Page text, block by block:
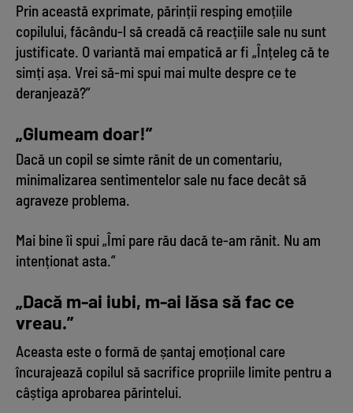
Prin această exprimate, părinții resping emoțiile
copilului, făcându-l să creadă că reacțiile sale nu sunt
justificate. O variantă mai empatică ar fi „Înțeleg că te
simți așa. Vrei să-mi spui mai multe despre ce te
deranjează?”
„Glumeam doar!”
Dacă un copil se simte rănit de un comentariu,
minimalizarea sentimentelor sale nu face decât să
agraveze problema.
Mai bine îi spui „Îmi pare rău dacă te-am rănit. Nu am
intenționat asta.”
„Dacă m-ai iubi, m-ai lăsa să fac ce
vreau.”
Aceasta este o formă de șantaj emoțional care
încurajează copilul să sacrifice propriile limite pentru a
câștiga aprobarea părintelui.